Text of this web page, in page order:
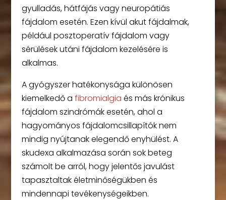
gyulladás, hátfájás vagy neuropátiás
fájdalom esetén. Ezen kívül akut fájdalmak,
például posztoperatív fájdalom vagy
sérülések utáni fájdalom kezelésére is
alkalmas.
A gyógyszer hatékonysága különösen
kiemelkedő a fibromialgia és más krónikus
fájdalom szindrómák esetén, ahol a
hagyományos fájdalomcsillapítók nem
mindig nyújtanak elegendő enyhülést. A
skudexa alkalmazása során sok beteg
számolt be arról, hogy jelentős javulást
tapasztaltak életminőségükben és
mindennapi tevékenységeikben.